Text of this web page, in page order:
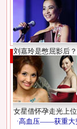
刘嘉玲是憋屈影后？
女星借怀孕走光上位